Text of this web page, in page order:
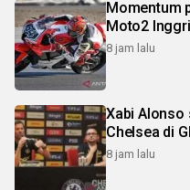
Momentum
Moto2
8 jam lalu
Xabi Alonso
Chelsea di
8 jam lalu